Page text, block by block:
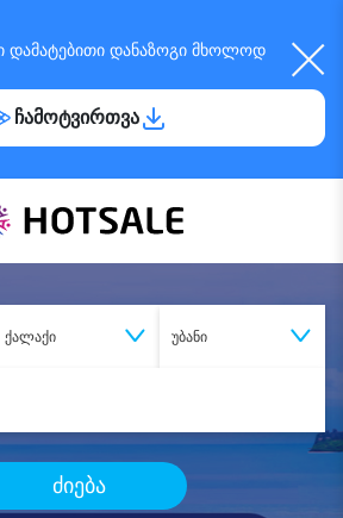
დამატებითი დანაზოგი მხოლოდ
ჩამოტვირთვა
ქალაქი უბანი
ძიება